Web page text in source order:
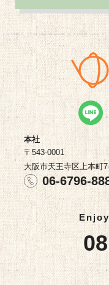
本社
〒543-0001
大阪市天王寺区上本町
06-6796-
08